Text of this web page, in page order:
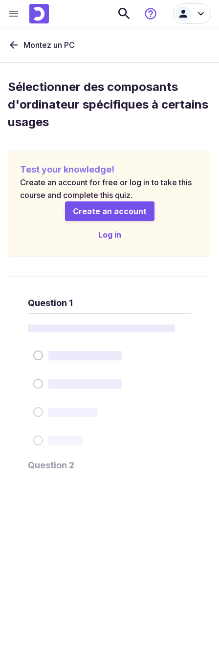
Montez un PC
Sélectionner des composants
d'ordinateur spécifiques à certains
usages
Test your knowledge!
Create an account for free or log in to take this
course and complete this quiz.
Create an account
Log in
Question 1
Question 2